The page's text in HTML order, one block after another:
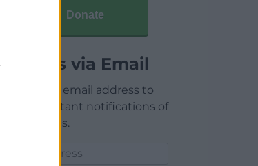
Donate
Articles via Email
Enter your email address to
receive instant notifications of
new articles.